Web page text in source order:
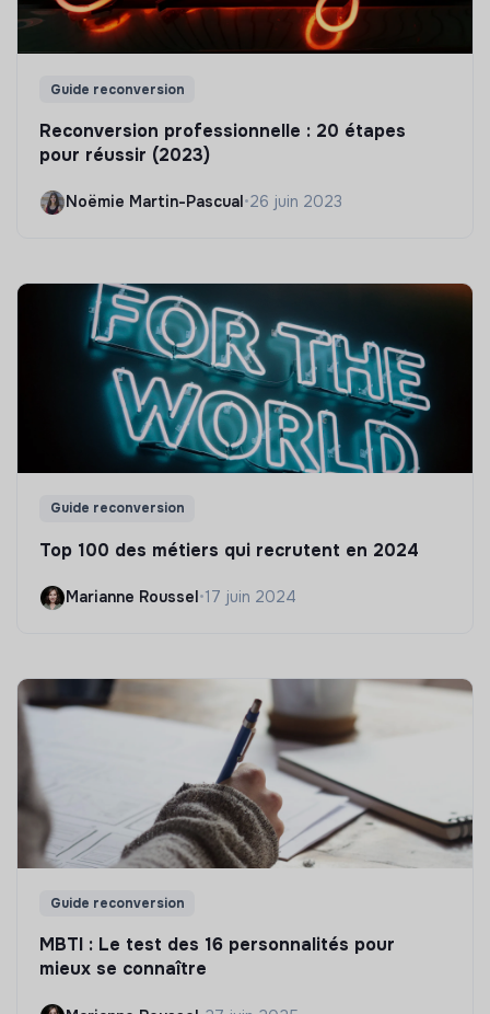
Guide reconversion
Reconversion professionnelle : 20 étapes
pour réussir (2023)
Noëmie Martin-Pascual •26 juin 2023
Guide reconversion
Top 100 des métiers qui recrutent en 2024
Marianne Roussel•17 juin 2024
Guide reconversion
MBTI : Le test des 16 personnalités pour
mieux se connaître